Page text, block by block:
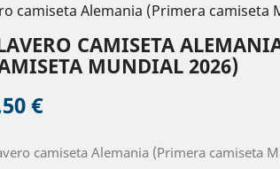
camiseta Alemania (Primera camiseta
CAMISETA
MUNDIAL 2026)
€
camiseta Alemania (Primera camiseta